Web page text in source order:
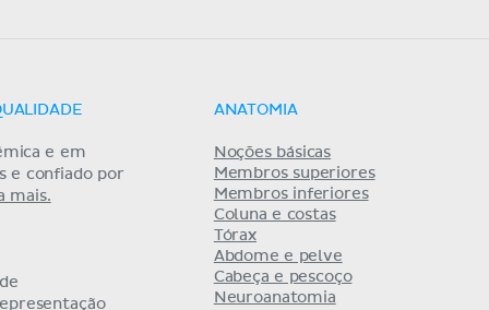
e em
e confiado por
mais.
ANATOMIA
Noções básicas
Membros superiores
Membros inferiores
Coluna e costas
Tórax
Abdome e pelve
Cabeça e pescoço
Neuroanatomia